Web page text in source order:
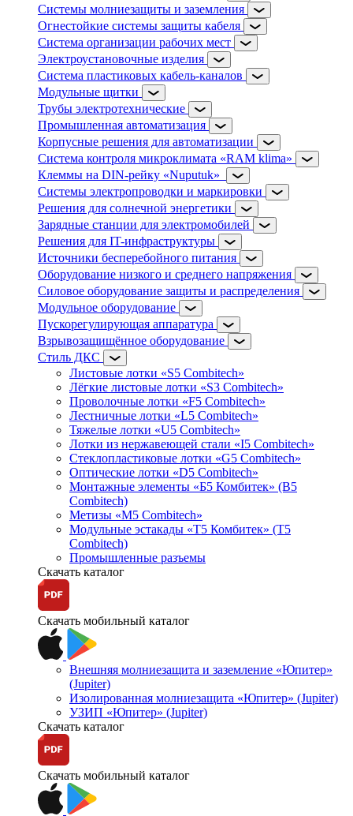
Системы молниезащиты и заземления
Огнестойкие системы защиты кабеля
Система организации рабочих мест
Электроустановочные изделия
Система пластиковых кабель-каналов
Модульные щитки
Трубы электротехнические
Промышленная автоматизация
Корпусные решения для автоматизации
Система контроля микроклимата «RAM klima»
Клеммы на DIN-рейку «Nuputuk»
Системы электропроводки и маркировки
Решения для солнечной энергетики
Зарядные станции для электромобилей
Решения для IT-инфраструктуры
Источники бесперебойного питания
Оборудование низкого и среднего напряжения
Силовое оборудование защиты и распределения
Модульное оборудование
Пускорегулирующая аппаратура
Взрывозащищённое оборудование
Стиль ДКС
Листовые лотки «S5 Combitech»
Лёгкие листовые лотки «S3 Combitech»
Проволочные лотки «F5 Combitech»
Лестничные лотки «L5 Combitech»
Тяжелые лотки «U5 Combitech»
Лотки из нержавеющей стали «I5 Combitech»
Стеклопластиковые лотки «G5 Combitech»
Оптические лотки «D5 Combitech»
Монтажные элементы «Б5 Комбитек» (B5
Combitech)
Метизы «M5 Combitech»
Модульные эстакады «Т5 Комбитек» (T5
Combitech)
Промышленные разъемы
Скачать каталог
Скачать мобильный каталог
Внешняя молниезащита и заземление «Юпитер»
(Jupiter)
Изолированная молниезащита «Юпитер» (Jupiter)
УЗИП «Юпитер» (Jupiter)
Скачать каталог
Скачать мобильный каталог